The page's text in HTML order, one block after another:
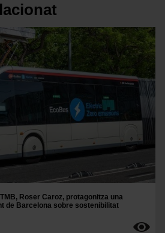
Roser Caroz, protagonitza una
de Barcelona sobre sostenibilitat